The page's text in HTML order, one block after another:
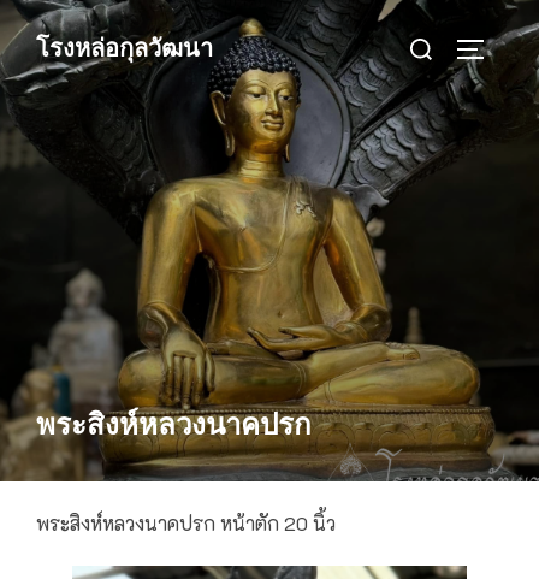
Skip
to
content
โรงหล่อกุลวัฒนา
Search
for:
พระสิงห์หลวงนาคปรก
พระสิงห์หลวงนาคปรก หน้าตัก 20 นิ้ว